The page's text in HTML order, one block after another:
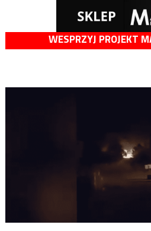
WESPRZYJ PROJEKT